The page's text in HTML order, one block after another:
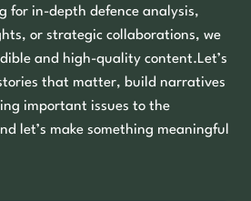
for in-depth defence analysis,
or strategic collaborations, we
and high-quality content.Let’s
that matter, build narratives
important issues to the
let’s make something meaningful